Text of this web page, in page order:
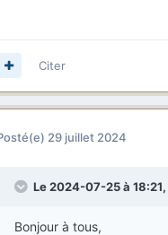
Citer
29 juillet 2024
Le 2024-07-25 à 18:21,
Bonjour à tous,